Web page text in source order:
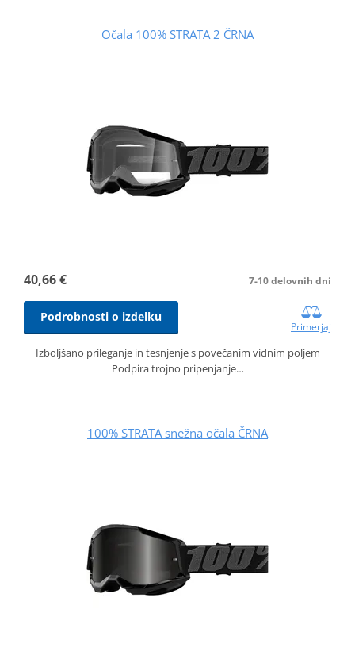
Očala 100% STRATA 2 ČRNA
40,66 € 7-10 delovnih dni
Podrobnosti o izdelku
Primerjaj
Izboljšano prileganje in tesnjenje s povečanim vidnim poljem
Podpira trojno pripenjanje…
100% STRATA snežna očala ČRNA